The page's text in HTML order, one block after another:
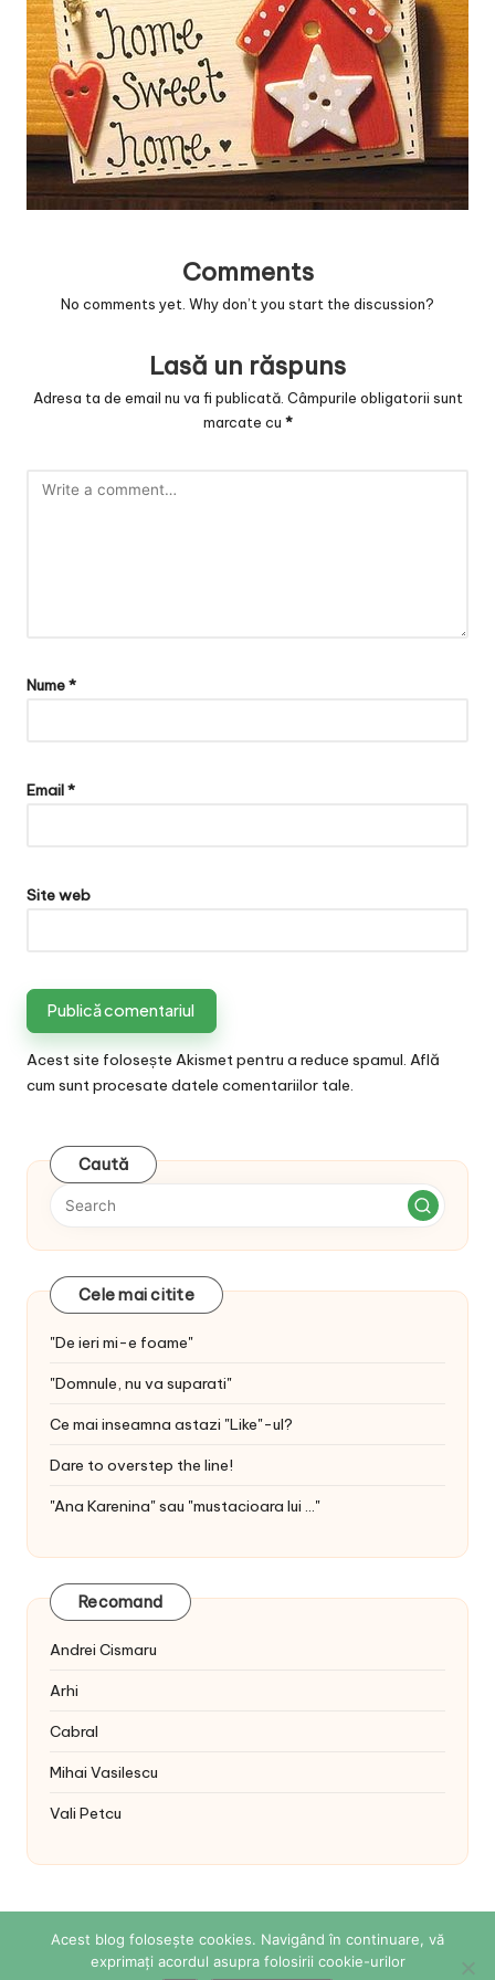
v
a
c
O
nl
in
Comments
No comments yet. Why don’t you start the discussion?
Lasă un răspuns
Adresa ta de email nu va fi publicată. Câmpurile obligatorii sunt
marcate cu *
Nume*
Email*
Site web
Acest site folosește Akismet pentru a reduce spamul. Află
cum sunt procesate datele comentariilor tale.
Caută
Cele mai citite
"De ieri mi-e foame"
"Domnule, nu va suparati"
Ce mai inseamna astazi "Like"-ul?
Dare to overstep the line!
"Ana Karenina" sau "mustacioara lui ..."
Recomand
Andrei Cismaru
Arhi
Cabral
Mihai Vasilescu
Vali Petcu
Copyright 2026 — Sabina Cornovac Online. All rights
Acest blog folosește cookies. Navigând în continuare, vă
exprimați acordul asupra folosirii cookie-urilor